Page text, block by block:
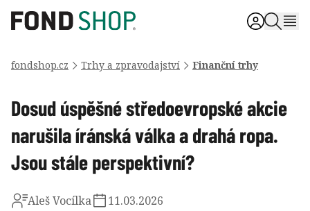
fondshop.cz Trhy a zpravodajství Finanční trhy
Dosud úspěšné středoevropské akcie
narušila íránská válka a drahá ropa.
Jsou stále perspektivní?
Aleš Vocílka 11.03.2026